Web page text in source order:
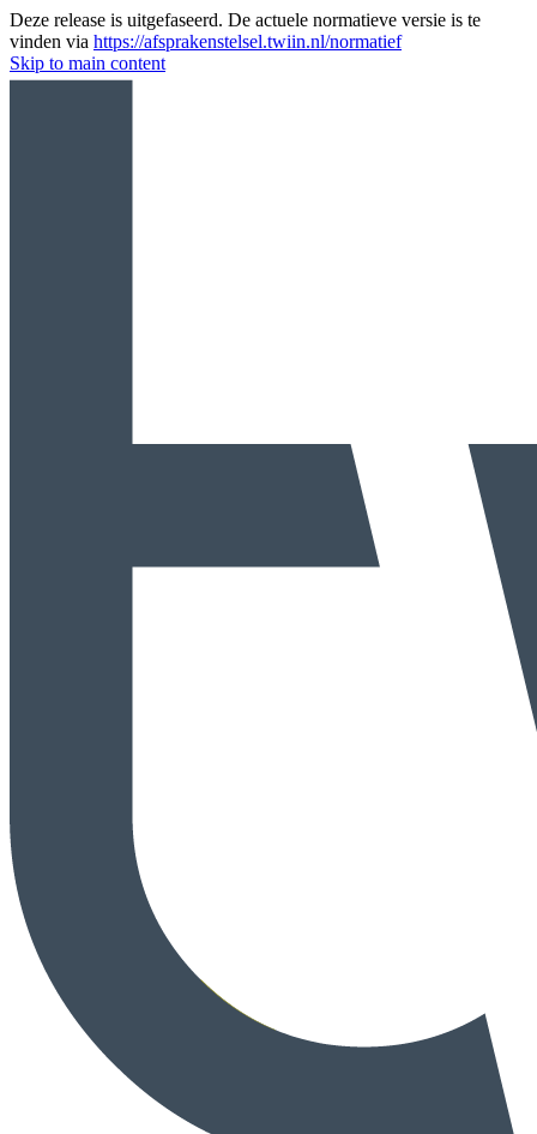
Deze release is uitgefaseerd. De actuele normatieve versie is te
vinden via https://afsprakenstelsel.twiin.nl/normatief
Skip to main content